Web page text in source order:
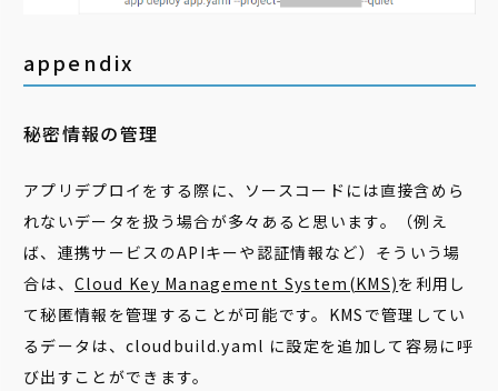
appendix
秘密情報の管理
アプリデプロイをする際に、ソースコードには直接含めら
れないデータを扱う場合が多々あると思います。（例え
ば、連携サービスのAPIキーや認証情報など）そういう場
合は、 Cloud Key Management System(KMS)を利用し
て秘匿情報を管理することが可能です。KMSで管理してい
るデータは、cloudbuild.yaml に設定を追加して容易に呼
び出すことができます。